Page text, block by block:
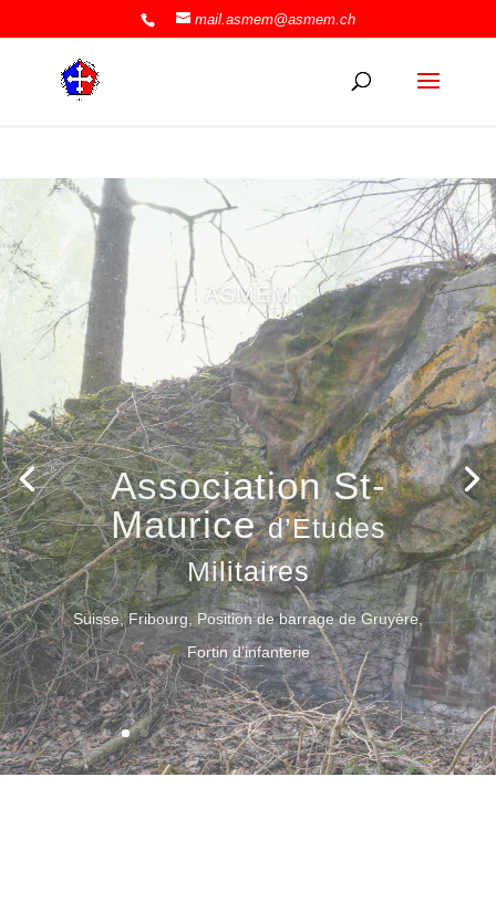
mail.asmem@asmem.ch
ASMEM
Association St-
Mauriced’Etudes
Militaires
Belgique, Fort de Lantin
Site ASBL Fort de Lantin